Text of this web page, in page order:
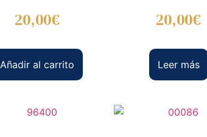
20,00€
Añadir al carrito
20,00€
Leer más